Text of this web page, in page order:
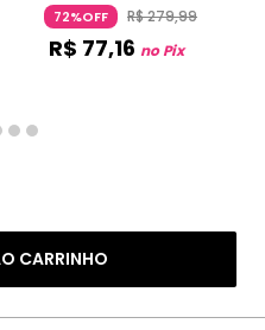
CARRINHO
72%OFF R$279,99
R$ 77,16 no Pix